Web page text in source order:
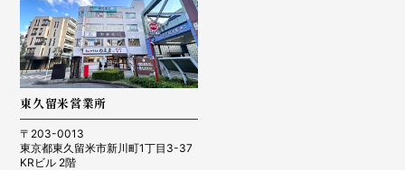
東久留米営業所
〒203-0013
東京都東久留米市新川町1丁目3-37
KRビル 2階